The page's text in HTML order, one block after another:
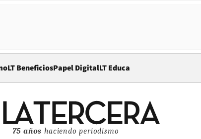
LT BeneficiosPapel DigitalOpens in new window
LT Educa
75 años haciendo periodismo